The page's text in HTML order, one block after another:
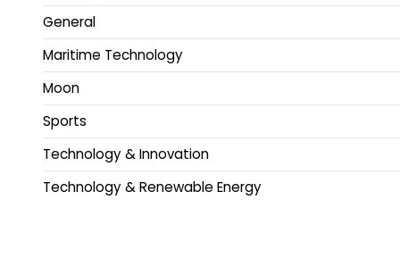
General
Maritime Technology
Moon
Sports
Technology & Innovation
Technology & Renewable Energy